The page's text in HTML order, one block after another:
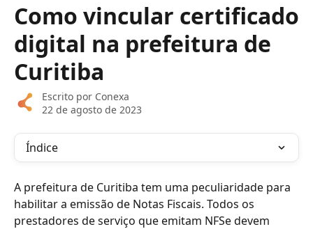
Como vincular certificado
digital na prefeitura de
Curitiba
Escrito por Conexa
22 de agosto de 2023
Índice
A prefeitura de Curitiba tem uma peculiaridade para
habilitar a emissão de Notas Fiscais. Todos os
prestadores de serviço que emitam NFSe devem